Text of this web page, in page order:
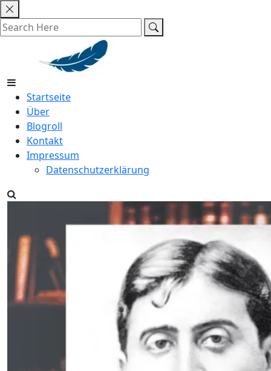
Skip
to
content
Startseite
Über
Blogroll
Kontakt
Impressum
Datenschutzerklärung